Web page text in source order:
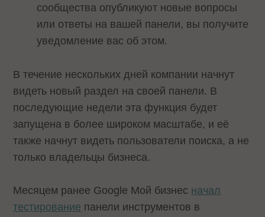
сообщества опубликуют новые вопросы
или ответы на вашей панели, вы получите
уведомление вас об этом.
В течение нескольких дней компании начнут
видеть новый раздел на своей панели. В
последующие недели эта функция будет
запущена в более широком масштабе, и её
также начнут видеть пользователи поиска, а не
только владельцы бизнеса.
Месяцем ранее Google Мой бизнес начал
тестирование панели инструментов в